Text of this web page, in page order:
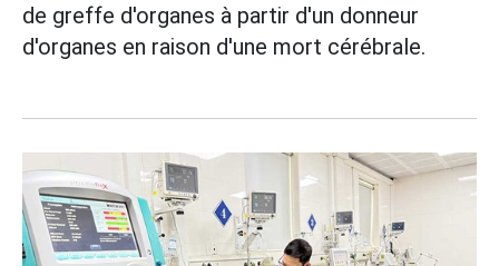
de greffe d'organes à partir d'un donneur
d'organes en raison d'une mort cérébrale.